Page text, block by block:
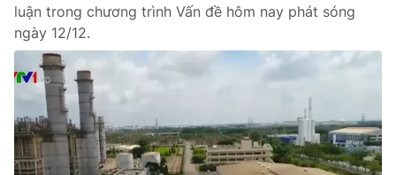
luận trong chương trình Vấn đề hôm nay phát sóng
ngày 12/12.